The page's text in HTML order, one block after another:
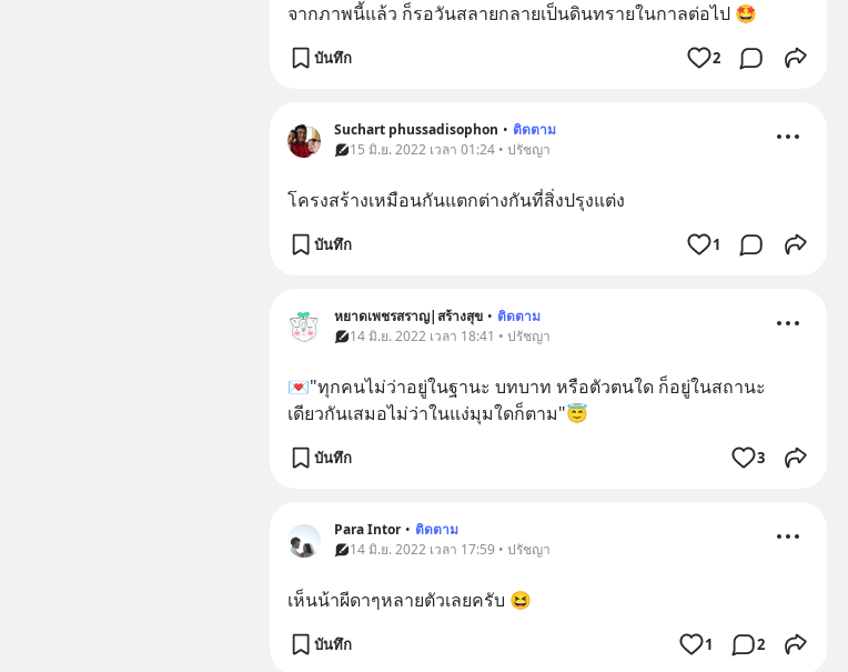
จากภาพนี้แล้ว ก็รอวันสลายกลายเป็นดินทรายในกาลต่อไป 🤩
บันทึก 2
Suchart phussadisophon • ติดตาม
15 มิ.ย. 2022 เวลา 01:24 • ปรัชญา
โครงสร้างเหมือนกันแตกต่างกันที่สิ่งปรุงแต่ง
บันทึก 1
หยาดเพชรสราญ|สร้างสุข • ติดตาม
14 มิ.ย. 2022 เวลา 18:41 • ปรัชญา
💌"ทุกคนไม่ว่าอยู่ในฐานะ บทบาท หรือตัวตนใด ก็อยู่ในสถานะ
เดียวกันเสมอไม่ว่าในแง่มุมใดก็ตาม"😇
บันทึก 3
Para Intor • ติดตาม
14 มิ.ย. 2022 เวลา 17:59 • ปรัชญา
เห็นน้าผีดาๆหลายตัวเลยครับ 😆
บันทึก 1 2